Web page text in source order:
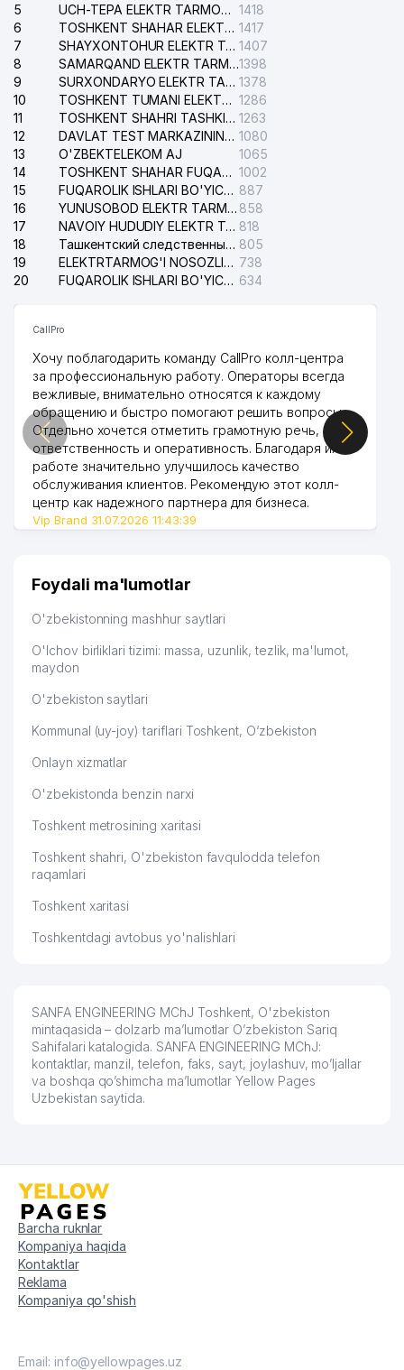
5
UCH-TEPA ELEKTR TARMOG'I NOSOZLIKLARI XIZMATI 1418
6
TOSHKENT SHAHAR ELEKTR TARMOQLARI KORXONASI AJ 1417
7
SHAYXONTOHUR ELEKTR TARMOG'I NOSOZLIKLARINI TUZATISH XIZMATI 1407
8
SAMARQAND ELEKTR TARMOQLARI AJ1398
9
SURXONDARYO ELEKTR TARMOQLARI AJ 1378
10
TOSHKENT TUMANI ELEKTR TARMOG'I AVARIYA XIZMATI 1286
11
TOSHKENT SHAHRI TASHKILOT TELEFONLARI HAQIDA MA'LUMOT BYUROSI 1263
12
DAVLAT TEST MARKAZINING ISHONCH TELEFONLARI 1080
13
O'ZBEKTELEKOM AJ
1065
14
TOSHKENT SHAHAR FUQAROLIK ISHLARI BO'YICHA SUDI 1002
15
FUQAROLIK ISHLARI BO'YICHA YAKKASAROY TUMANLARARO SUDI 887
16
YUNUSOBOD ELEKTR TARMOG'I NOSOZLIKLARI XIZMATI 858
17
NAVOIY HUDUDIY ELEKTR TARMOQLARI KORXONASI AJ 818
18
Ташкентский следственный изолятор 805
19
ELEKTRTARMOG'I NOSOZLIKLARINI TO'ZATISH SERGELI XIZMATI 738
20
FUQAROLIK ISHLARI BO'YICHA UCH-TEPA TUMANI SUDI 634
CallPro
Хочу поблагодарить команду CallPro колл-центра
за профессиональную работу. Операторы всегда
вежливые, внимательно относятся к каждому
обращению и быстро помогают решить вопросы.
Отдельно хочется отметить грамотную речь,
ответственность и оперативность. Благодаря их
работе значительно улучшилось качество
обслуживания клиентов. Рекомендую этот колл-
центр как надежного партнера для бизнеса.
Vip Brand 31.07.2026 11:43:39
Foydali ma'lumotlar
O'zbekistonning mashhur saytlari
O'lchov birliklari tizimi: massa, uzunlik, tezlik, ma'lumot,
maydon
O'zbekiston saytlari
Kommunal (uy-joy) tariflari Toshkent, O‘zbekiston
Onlayn xizmatlar
O'zbekistonda benzin narxi
Toshkent metrosining xaritasi
Toshkent shahri, O'zbekiston favqulodda telefon
raqamlari
Toshkent xaritasi
Toshkentdagi avtobus yo'nalishlari
SANFA ENGINEERING MChJ Toshkent, O'zbekiston
mintaqasida – dolzarb ma’lumotlar O’zbekiston Sariq
Sahifalari katalogida. SANFA ENGINEERING MChJ:
kontaktlar, manzil, telefon, faks, sayt, joylashuv, mo’ljallar
va boshqa qo’shimcha ma’lumotlar Yellow Pages
Uzbekistan saytida.
Barcha ruknlar
Kompaniya haqida
Kontaktlar
Reklama
Kompaniya qo'shish
Email: info@yellowpages.uz